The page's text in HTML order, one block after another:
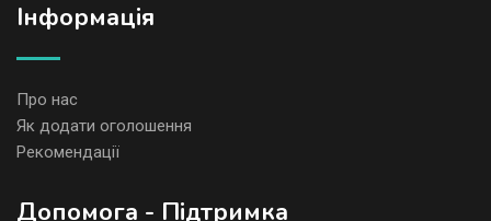
Iнформація
Про нас
Як додати оголошення
Рекомендації
Допомога - Підтримка